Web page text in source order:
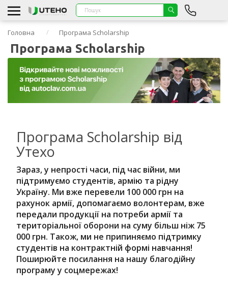
Головна Програма Scholarship
Програма Scholarship
Програма Scholarship від
Утехо
Зараз, у непрості часи, під час війни, ми
підтримуємо студентів, армію та рідну
Україну. Ми вже перевели 100 000 грн на
рахунок армії, допомагаємо волонтерам, вже
передали продукції на потреби армії та
територіальної оборони на суму більш ніж 75
000 грн. Також, ми не припиняємо підтримку
студентів на контрактній формі навчання!
Поширюйте посилання на нашу благодійну
програму у соцмережах!